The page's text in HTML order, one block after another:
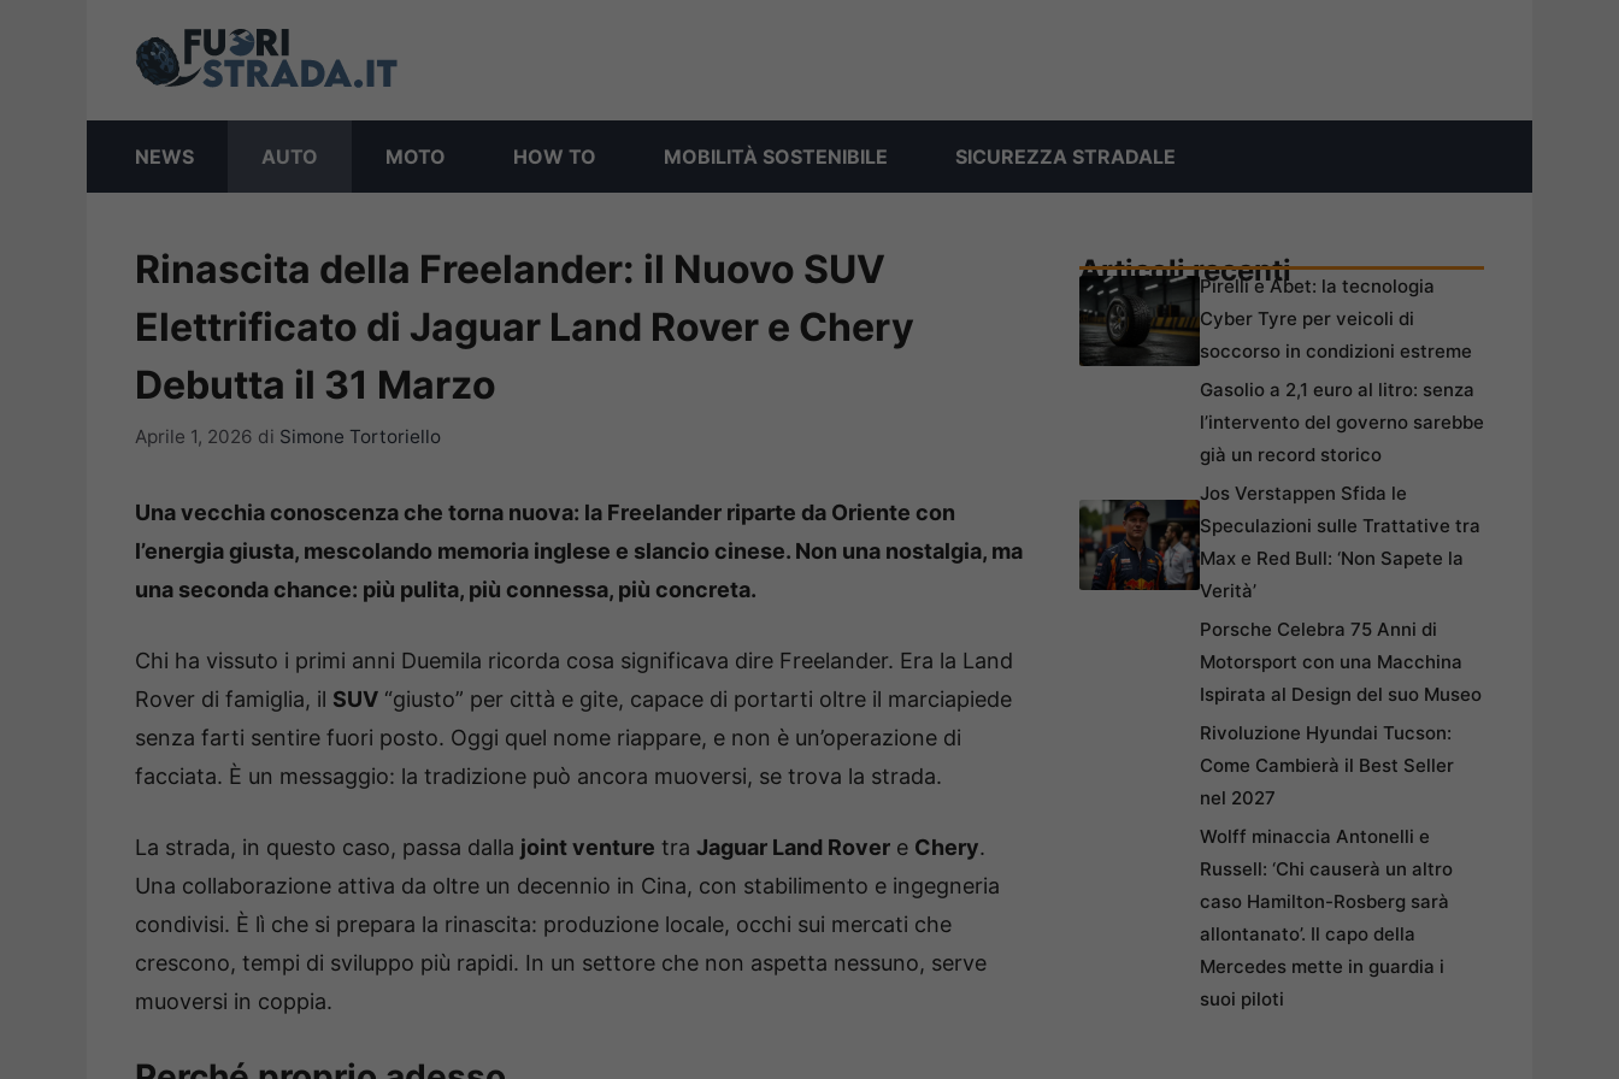
NEWS AUTO MOTO HOW TO MOBILITÀ SOSTENIBILE SICUREZZA STRADALE
Rinascita della Freelander: il Nuovo SUV
Elettrificato di Jaguar Land Rover e Chery
Debutta il 31 Marzo
Aprile 1, 2026 di Simone Tortoriello
Una vecchia conoscenza che torna nuova: la Freelander riparte da Oriente con
l’energia giusta, mescolando memoria inglese e slancio cinese. Non una nostalgia, ma
una seconda chance: più pulita, più connessa, più concreta.
Chi ha vissuto i primi anni Duemila ricorda cosa significava dire Freelander. Era la Land
Rover di famiglia, il SUV “giusto” per città e gite, capace di portarti oltre il marciapiede
senza farti sentire fuori posto. Oggi quel nome riappare, e non è un’operazione di
facciata. È un messaggio: la tradizione può ancora muoversi, se trova la strada.
La strada, in questo caso, passa dalla joint venture tra Jaguar Land Rover e Chery.
Una collaborazione attiva da oltre un decennio in Cina, con stabilimento e ingegneria
condivisi. È lì che si prepara la rinascita: produzione locale, occhi sui mercati che
crescono, tempi di sviluppo più rapidi. In un settore che non aspetta nessuno, serve
muoversi in coppia.
Articoli recentiPirelli e Abet: la tecnologia
Cyber Tyre per veicoli di
soccorso in condizioni estreme
Gasolio a 2,1 euro al litro: senza
l’intervento del governo sarebbe
già un record storico
Jos Verstappen Sfida le
Speculazioni sulle Trattative tra
Max e Red Bull: ‘Non Sapete la
Verità’
Porsche Celebra 75 Anni di
Motorsport con una Macchina
Ispirata al Design del suo Museo
Rivoluzione Hyundai Tucson:
Come Cambierà il Best Seller
nel 2027
Wolff minaccia Antonelli e
Russell: ‘Chi causerà un altro
caso Hamilton-Rosberg sarà
allontanato’. Il capo della
Mercedes mette in guardia i
suoi piloti